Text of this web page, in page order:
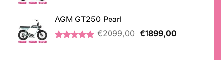
5.00 op 5
gebaseerd
op
klantbeoordeling
AGM GT250 Pearl
€2099,00 Oorspronkelijke
€1899,00Huidige